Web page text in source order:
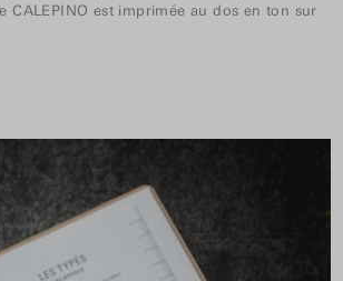
CALEPINO est imprimée au dos en ton sur